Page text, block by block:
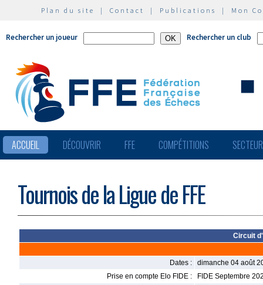
Plan du site | Contact | Publications | Mon
Rechercher un joueur Rechercher un club
ACCUEIL DÉCOUVRIR FFE COMPÉTITIONS
Tournois de la Ligue de FFE
Circuit
Dates :
dimanche 04 août
Prise en compte Elo FIDE :
FIDE Septembre